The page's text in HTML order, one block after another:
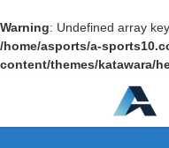
Warning: Undefined array
/home/asports/a-
content/themes/katawara/